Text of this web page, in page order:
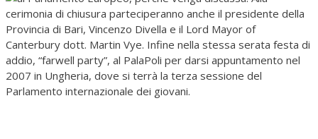
cerimonia di chiusura parteciperanno anche il presidente della
Provincia di Bari, Vincenzo Divella e il Lord Mayor of
Canterbury dott. Martin Vye. Infine nella stessa serata festa di
addio, “farwell party”, al PalaPoli per darsi appuntamento nel
2007 in Ungheria, dove si terrà la terza sessione del
Parlamento internazionale dei giovani.